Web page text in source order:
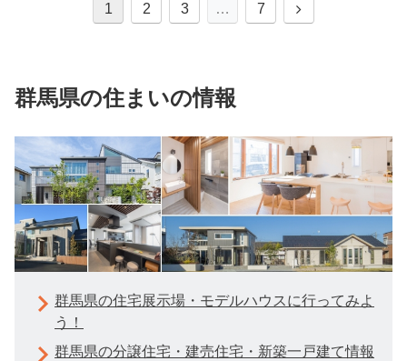
1 2 3 … 7
群馬県の住まいの情報
群馬県の住宅展示場・モデルハウスに行ってみよ
う！
群馬県の分譲住宅・建売住宅・新築一戸建て情報